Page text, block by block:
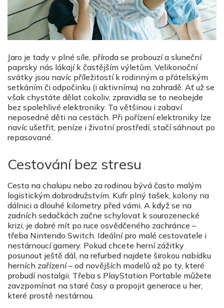
Jaro je tady v plné síle, příroda se probouzí a sluneční
paprsky nás lákají k častějším výletům. Velikonoční
svátky jsou navíc příležitostí k rodinným a přátelským
setkáním či odpočinku (i aktivnímu) na zahradě. Ať už se
však chystáte dělat cokoliv, zpravidla se to neobejde
bez spolehlivé elektroniky. Ta většinou i zabaví
neposedné děti na cestách. Při pořízení elektroniky lze
navíc ušetřit, peníze i životní prostředí, stačí sáhnout po
repasované.
Cestování bez stresu
Cesta na chalupu nebo za rodinou bývá často malým
logistickým dobrodružstvím. Kufr plný tašek, kolony na
dálnici a dlouhé kilometry před vámi. A když se na
zadních sedačkách začne schylovat k sourozenecké
krizi, je dobré mít po ruce osvědčeného zachránce –
třeba Nintendo Switch. Ideální pro malé cestovatele i
nestárnoucí gamery. Pokud chcete herní zážitky
posunout ještě dál, na refurbed najdete širokou nabídku
herních zařízení – od novějších modelů až po ty, které
probudí nostalgii. Třeba s PlayStation Portable můžete
zavzpomínat na staré časy a propojit generace u her,
které prostě nestárnou.